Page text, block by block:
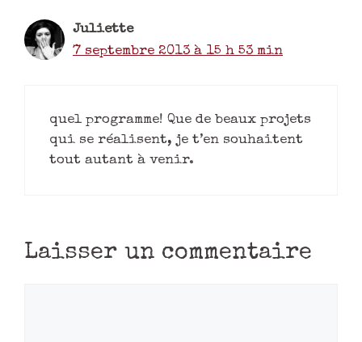
Juliette
7 septembre 2013 à 15 h 53 min
quel programme! Que de beaux projets
qui se réalisent, je t’en souhaitent
tout autant à venir.
Laisser un commentaire